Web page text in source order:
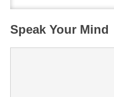
Speak Your Mind